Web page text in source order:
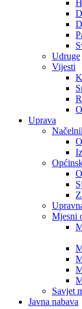
Udruge
Vijesti
Uprava
Mjesni
Savjet
Javna nabava